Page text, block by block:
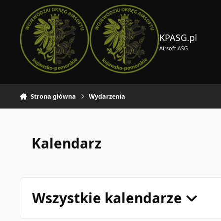
Skocz do zawartości
KPASG.pl
Airsoft ASG
Strona główna Wydarzenia
Kalendarz
Wszystkie kalendarze